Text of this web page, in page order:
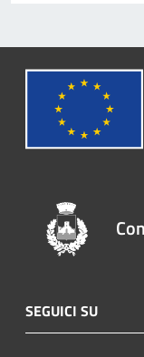
SEGUICI SU